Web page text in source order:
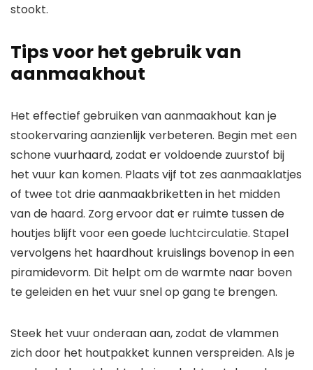
stookt.
Tips voor het gebruik van
aanmaakhout
Het effectief gebruiken van aanmaakhout kan je
stookervaring aanzienlijk verbeteren. Begin met een
schone vuurhaard, zodat er voldoende zuurstof bij
het vuur kan komen. Plaats vijf tot zes aanmaaklatjes
of twee tot drie aanmaakbriketten in het midden
van de haard. Zorg ervoor dat er ruimte tussen de
houtjes blijft voor een goede luchtcirculatie. Stapel
vervolgens het haardhout kruislings bovenop in een
piramidevorm. Dit helpt om de warmte naar boven
te geleiden en het vuur snel op gang te brengen.
Steek het vuur onderaan aan, zodat de vlammen
zich door het houtpakket kunnen verspreiden. Als je